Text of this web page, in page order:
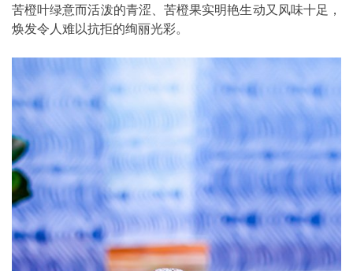
苦橙叶绿意而活泼的青涩、苦橙果实明艳生动又风味十足，
焕发令人难以抗拒的绚丽光彩。